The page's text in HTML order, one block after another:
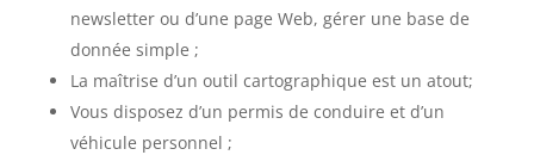
newsletter ou d’une page Web, gérer une base de
donnée simple ;
La maîtrise d’un outil cartographique est un atout;
Vous disposez d’un permis de conduire et d’un
véhicule personnel ;